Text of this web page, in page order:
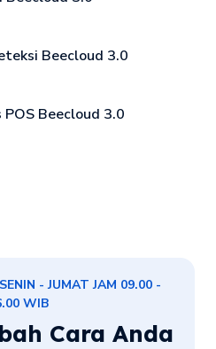
Beecloud 3.0
Beecloud 3.0
- JUMAT JAM 09.00 -
WIB
Cara Anda